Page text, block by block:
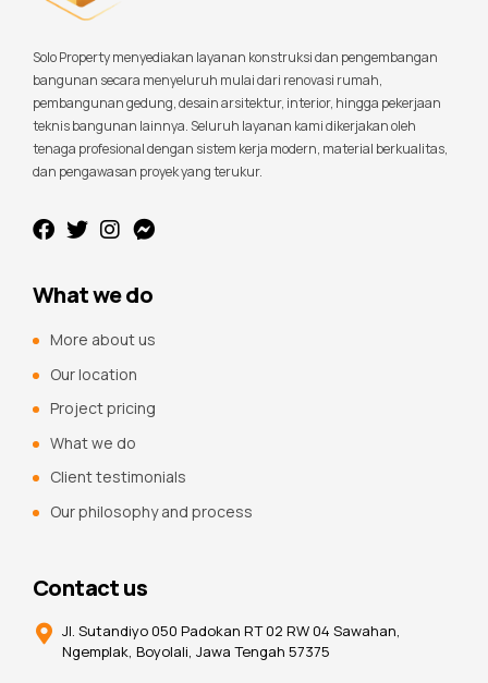
Solo Property menyediakan layanan konstruksi dan pengembangan
bangunan secara menyeluruh mulai dari renovasi rumah,
pembangunan gedung, desain arsitektur, interior, hingga pekerjaan
teknis bangunan lainnya. Seluruh layanan kami dikerjakan oleh
tenaga profesional dengan sistem kerja modern, material berkualitas,
dan pengawasan proyek yang terukur.
What we do
More about us
Our location
Project pricing
What we do
Client testimonials
Our philosophy and process
Contact us
Jl. Sutandiyo 050 Padokan RT 02 RW 04 Sawahan,
Ngemplak, Boyolali, Jawa Tengah 57375